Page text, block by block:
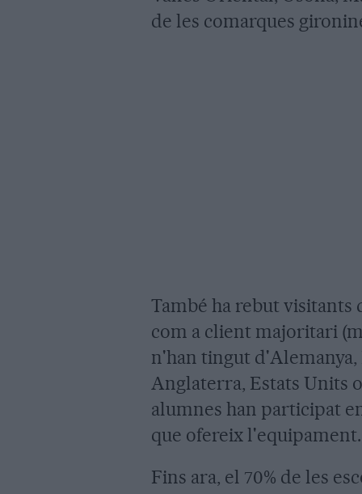
de les comarques
També ha rebut visitants
com a client majoritari
n'han tingut d'Alemanya,
Anglaterra, Estats Units
alumnes han participat
que ofereix l'equipament.
Fins ara, el 70% de les